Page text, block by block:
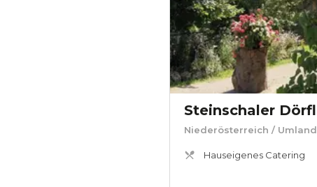
Steinschaler Dörfl
Niederösterreich / Umland
Hauseigenes Catering